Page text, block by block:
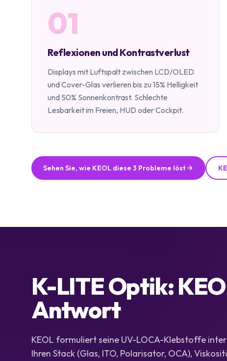
01
Reflexionen und Kontrastverlust
Displays mit Luftspalt zwischen LCD/OLED
und Cover-Glas verlieren bis zu 15% Helligkeit
und 50% Sonnenkontrast. Schlechte
Lesbarkeit im Freien, HUD oder Cockpit.
Sehen Sie, wie KEOL diese 3 Probleme löst
K-LITE Optik:
Antwort
KEOL formuliert seine UV-LOCA-Klebstoffe
Ihren Stack (Glas, ITO, Polarisator, OCA),